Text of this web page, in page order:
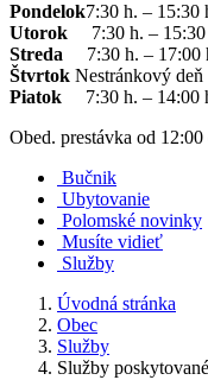
Pondelok7:30 h. – 15:30
Utorok 7:30 h. – 15:30
Streda 7:30 h. –
Štvrtok Nestránkový deň
Piatok
7:30 h. – 14:00
Obed. prestávka od
Bučnik
Ubytovanie
Polomské novinky
Musíte vidieť
Služby
Úvodná stránka
Obec
Služby
Služby